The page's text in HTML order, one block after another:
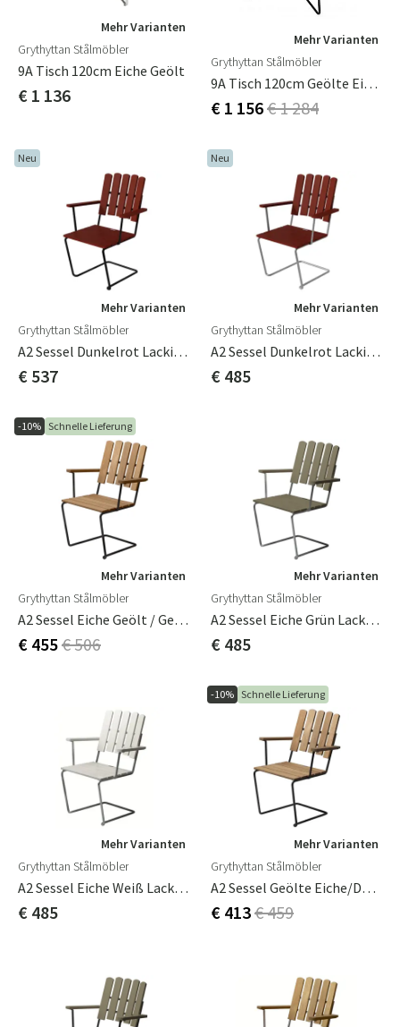
Mehr Varianten
Grythyttan Stålmöbler
9A Tisch 120cm Eiche Geölt
€ 1 136
Mehr Varianten
Grythyttan Stålmöbler
9A Tisch 120cm Geölte Eiche / Grün
€ 1 156€ 1 284
Neu
Mehr Varianten
Grythyttan Stålmöbler
A2 Sessel Dunkelrot Lackierte Eiche / Schwarz
€ 537
Neu
Mehr Varianten
Grythyttan Stålmöbler
A2 Sessel Dunkelrot Lackierte Eiche / Galvanisiert
€ 485
-10% Schnelle Lieferung
Mehr Varianten
Grythyttan Stålmöbler
A2 Sessel Eiche Geölt / Gestell Schwarz
€ 455€ 506
Mehr Varianten
Grythyttan Stålmöbler
A2 Sessel Eiche Grün Lackiert / Rahmen Feuerverzinkt
€ 485
Mehr Varianten
Grythyttan Stålmöbler
A2 Sessel Eiche Weiß Lackiert / Gestell Feuerverzinkt
€ 485
-10% Schnelle Lieferung
Mehr Varianten
Grythyttan Stålmöbler
A2 Sessel Geölte Eiche/Dunkelgrünes Gestell
€ 413€ 459